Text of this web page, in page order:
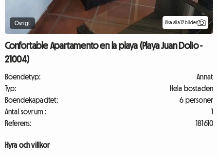
Övrigt Visa alla 12 bilder
Confortable Apartamento en la playa (Playa Juan Dolio -
21004)
Boendetyp:
Annat
Typ:
Hela bostaden
Boendekapacitet:
6 personer
Antal sovrum :
1
Referens:
181610
Hyra och villkor